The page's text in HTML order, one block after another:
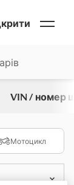
VIN / номер
Мотоцикл